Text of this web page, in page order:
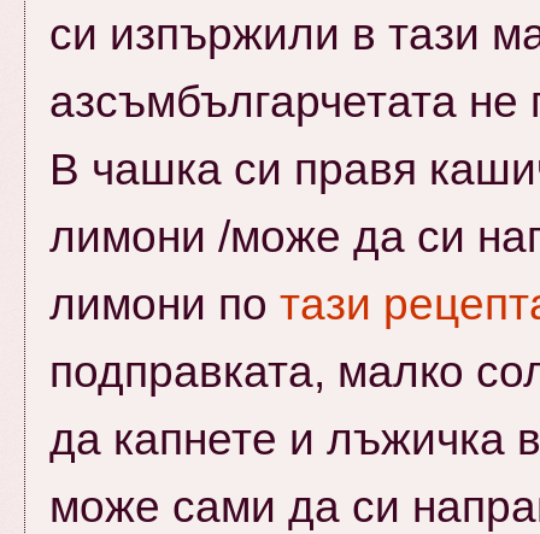
си изпържили в тази
азсъмбългарчетата
В чашка си правя
лимони /може да си
лимони по тази
подправката, малко
да капнете и лъжичка
може сами да си